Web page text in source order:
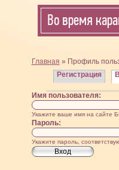
Во время
Главная » Профиль
Регистрация
Имя пользователя:
Укажите ваше имя на сайте
Пароль:
Укажите пароль,